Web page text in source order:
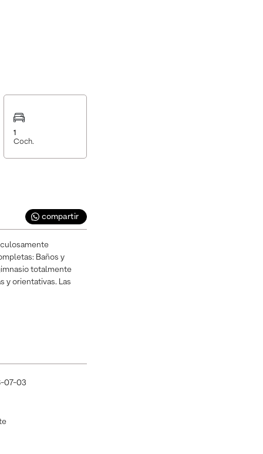
1
Coch.
compartir
Baños y
totalmente
y orientativas. Las
07-03